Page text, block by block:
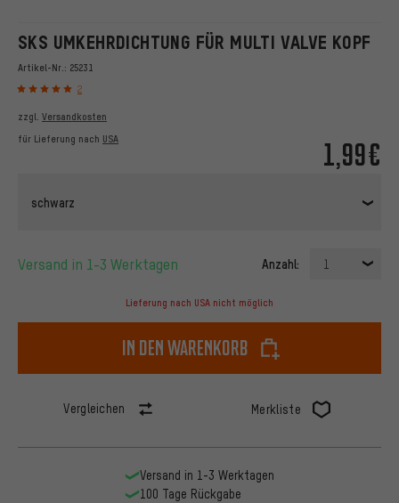
SKS UMKEHRDICHTUNG FÜR MULTI VALVE KOPF
Artikel-Nr.: 25231
2
1,99€
zzgl. Versandkosten
für Lieferung nach USA
schwarz
Versand in 1-3 Werktagen Anzahl: 1
Lieferung nach USA nicht möglich
In den Warenkorb
Vergleichen Merkliste
Versand in 1-3 Werktagen
100 Tage Rückgabe